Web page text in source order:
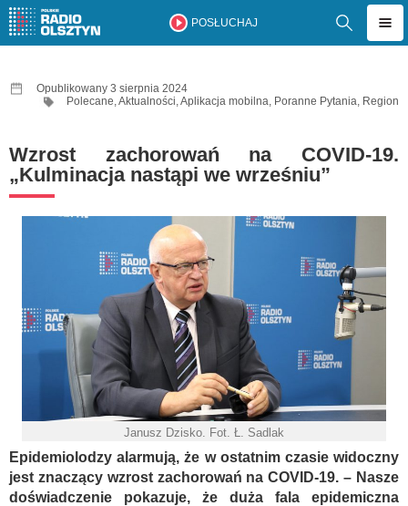
POSŁUCHAJ
Opublikowany 3 sierpnia 2024
Polecane,Aktualności,Aplikacja mobilna, Poranne Pytania, Region
Wzrost zachorowań na COVID-19.
„Kulminacja nastąpi we wrześniu”
Janusz Dzisko. Fot. Ł. Sadlak
Epidemiolodzy alarmują, że w ostatnim czasie widoczny
jest znaczący wzrost zachorowań na COVID-19. – Nasze
doświadczenie pokazuje, że duża fala epidemiczna